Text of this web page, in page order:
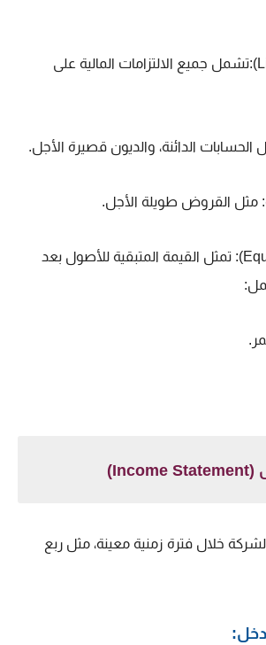
- الخصوم (Liabilities):تشمل جميع الالتزامات المالية على
الحسابات الدائنة، والديون قصيرة الأجل.
مثل القروض طويلة الأجل.
- حقوق الملكية (Equity): تمثل القيمة المتبقية للأصول بعد
خلال فترة زمنية معينة، مثل ربع